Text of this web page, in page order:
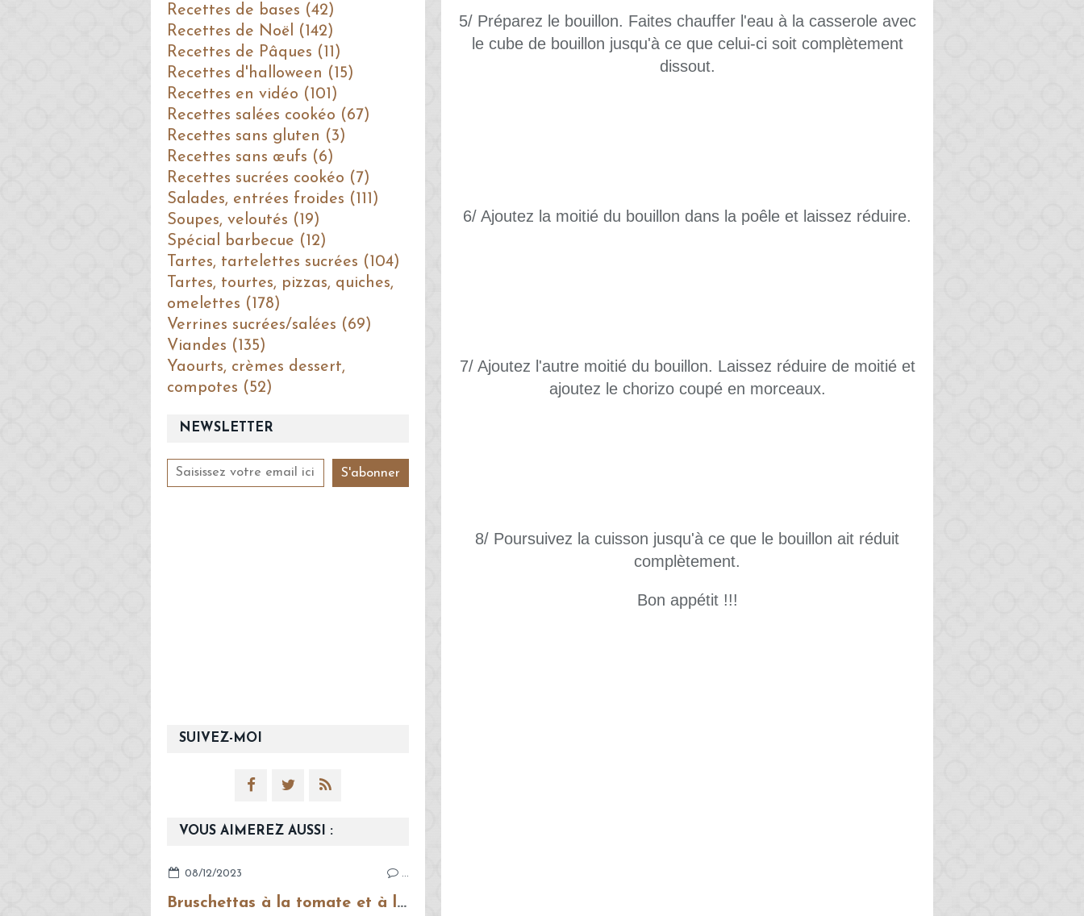
5/ Préparez le bouillon. Faites chauffer l'eau à la casserole avec
le cube de bouillon jusqu'à ce que celui-ci soit complètement
dissout.
6/ Ajoutez la moitié du bouillon dans la poêle et laissez réduire.
7/ Ajoutez l'autre moitié du bouillon. Laissez réduire de moitié et
ajoutez le chorizo coupé en morceaux.
8/ Poursuivez la cuisson jusqu'à ce que le bouillon ait réduit
complètement.
Bon appétit !!!
NEWSLETTER
SUIVEZ-MOI
VOUS AIMEREZ AUSSI :
08/12/2023 …
Bruschettas à la tomate et à la mozzarella
Recettes de bases (42)
Recettes de Noël (142)
Recettes de Pâques (11)
Recettes d'halloween (15)
Recettes en vidéo (101)
Recettes salées cookéo (67)
Recettes sans gluten (3)
Recettes sans œufs (6)
Recettes sucrées cookéo (7)
Salades, entrées froides (111)
Soupes, veloutés (19)
Spécial barbecue (12)
Tartes, tartelettes sucrées (104)
Tartes, tourtes, pizzas, quiches,
omelettes (178)
Verrines sucrées/salées (69)
Viandes (135)
Yaourts, crèmes dessert,
compotes (52)